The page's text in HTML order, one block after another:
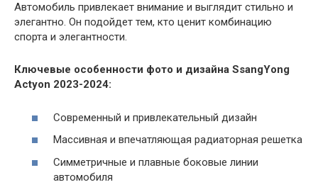
Автомобиль привлекает внимание и выглядит стильно и
элегантно. Он подойдет тем, кто ценит комбинацию
спорта и элегантности.
Ключевые особенности фото и дизайна SsangYong
Actyon 2023-2024:
Современный и привлекательный дизайн
Массивная и впечатляющая радиаторная решетка
Симметричные и плавные боковые линии
автомобиля